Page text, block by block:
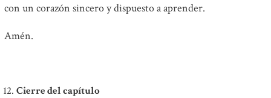
con un corazón sincero y dispuesto a aprender.
Amén.
Cierre del capítulo